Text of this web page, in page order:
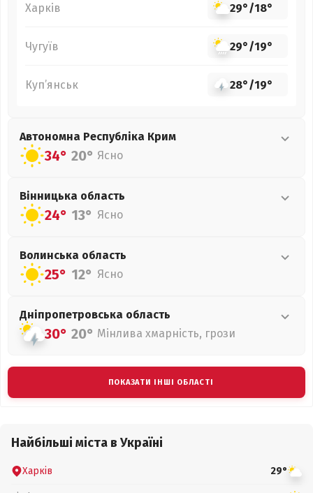
Харків 29°/18°
Чугуїв 29°/19°
Куп’янськ 28°/19°
Автономна Республіка Крим
34° 20° Ясно
Вінницька область
24° 13° Ясно
Волинська область
25° 12° Ясно
Дніпропетровська область
30° 20° Мінлива хмарність, грози
ПОКАЗАТИ ІНШІ ОБЛАСТІ
Найбільші міста в Україні
Харків 29°